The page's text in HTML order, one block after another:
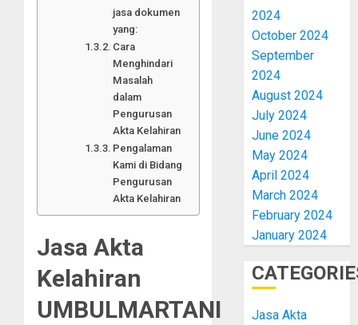
jasa dokumen
yang:
Cara
Menghindari
Masalah
dalam
Pengurusan
Akta Kelahiran
Pengalaman
Kami di Bidang
Pengurusan
Akta Kelahiran
Jasa Akta
Kelahiran
UMBULMARTANI
2024
October 2024
September
2024
August 2024
July 2024
June 2024
May 2024
April 2024
March 2024
February 2024
January 2024
Jasa Akta